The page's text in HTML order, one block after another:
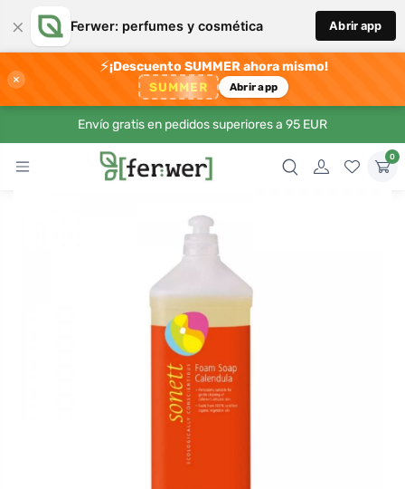
× Ferwer: perfumes y cosmética Abrir app
×
⚡¡Descuento SUMMER ahora mismo!
SUMMER Abrir app
Envío gratis en pedidos superiores a 95 EUR
0